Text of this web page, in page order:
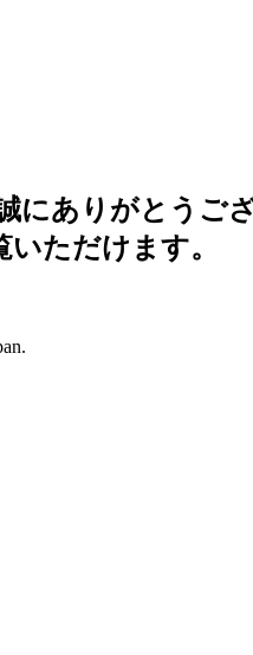
にありがとうござ
ただけます。